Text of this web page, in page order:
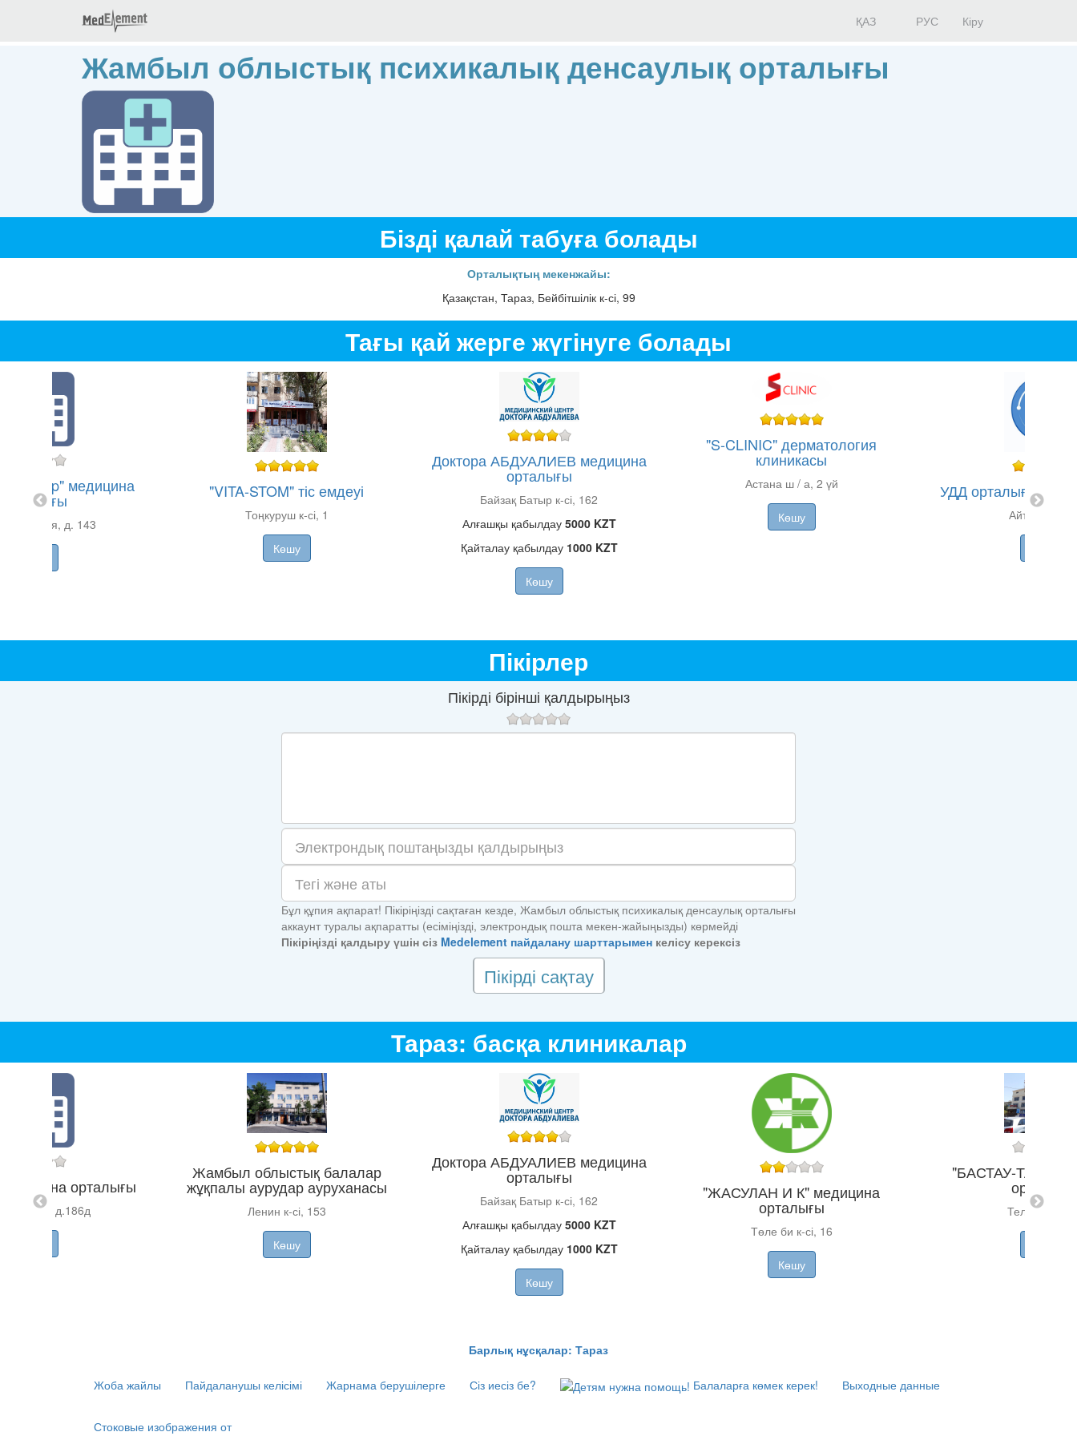
ҚАЗ РУС Кіру
Жамбыл облыстық психикалық денсаулық орталығы
Бізді қалай табуға болады
Орталықтың мекенжайы:
Қазақстан, Тараз, Бейбітшілік к-сі, 99
Тағы қай жерге жүгінуге болады
Group" медицина
орталығы
д. 143
"VITA-STOM" тіс емдеуі
Тоңкуруш к-сі, 1
Көшу
Доктора АБДУАЛИЕВ медицина
орталығы
Байзақ Батыр к-сі, 162
Алғашқы қабылдау 5000 KZT
Қайталау қабылдау 1000 KZT
Көшу
"S-CLINIC" дерматология
клиникасы
Астана ш / а, 2 үй
Көшу
УДД орталығы
Айтиев к-сі,
Пікірлер
Пікірді бірінші қалдырыңыз
Бұл құпия ақпарат! Пікіріңізді сақтаған кезде, Жамбыл облыстық психикалық денсаулық орталығы
аккаунт туралы ақпаратты (есіміңізді, электрондық пошта мекен-жайыңызды) көрмейді
Пікіріңізді қалдыру үшін сіз Medelement пайдалану шарттарымен келісу керексіз
Пікірді сақтау
Тараз: басқа клиникалар
орталығы
д.186д
Жамбыл облыстық балалар
жұқпалы аурудар ауруханасы
Ленин к-сі, 153
Көшу
Доктора АБДУАЛИЕВ медицина
орталығы
Байзақ Батыр к-сі, 162
Алғашқы қабылдау 5000 KZT
Қайталау қабылдау 1000 KZT
Көшу
"ЖАСУЛАН И К" медицина
орталығы
Төле би к-сі, 16
Көшу
"БАСТАУ-ТАРАЗ"
орталығы
Телецентр
Барлық нұсқалар: Тараз
Жоба жайлы Пайдаланушы келісімі Жарнама берушілерге Сіз иесіз бе? Балаларға көмек керек! Выходные данные
Стоковые изображения от